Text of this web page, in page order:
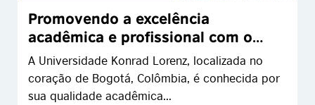
Promovendo a excelência
acadêmica e profissional com o
EnglishScore
A Universidade Konrad Lorenz, localizada no
coração de Bogotá, Colômbia, é conhecida por
sua qualidade acadêmica...